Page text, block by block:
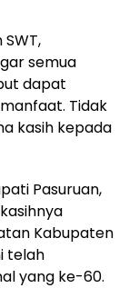
semua
dapat
Tidak
kasih kepada
Pasuruan,
Kabupaten
telah
yang ke-60.